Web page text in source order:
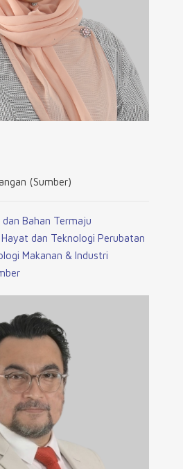
(Sumber)
Bahan Termaju
Hayat dan Teknologi Perubatan
Makanan & Industri